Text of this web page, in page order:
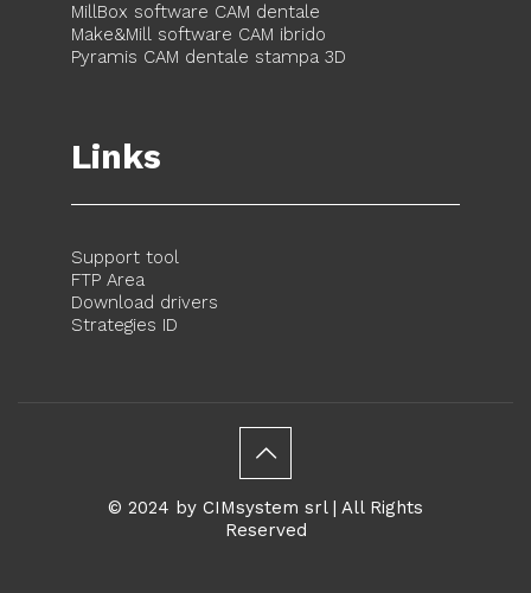
MillBox software CAM dentale
Make&Mill software CAM ibrido
Pyramis CAM dentale stampa 3D
Links
Support tool
FTP Area
Download drivers
Strategies ID
© 2024 by CIMsystem srl | All Rights
Reserved